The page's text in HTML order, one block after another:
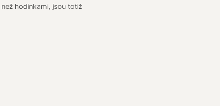
hodinkami, jsou totiž